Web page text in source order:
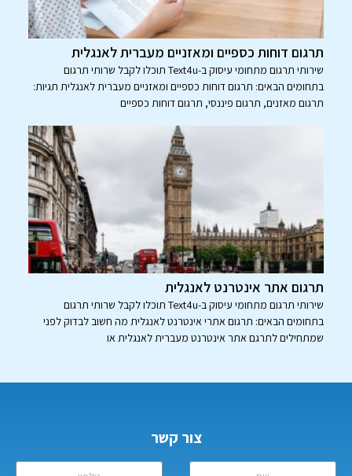
תרגום דוחות כספיים ומאזניים מעברית לאנגלית
שירותי תרגום מתחומי עיסוק ב-Text4u תוכלו לקבל שרותי תרגום
בתחומים הבאים: תרגום דוחות כספיים ומאזניים מעברית לאנגלית תגיות:
תרגום מאזנים, תרגום פיננסי, תרגום דוחות כספיים
תרגום אתר אינטרנט לאנגלית
שירותי תרגום מתחומי עיסוק ב-Text4u תוכלו לקבל שרותי תרגום
בתחומים הבאים: תרגום אתרי אינטרנט לאנגלית מה חשוב לבדוק לפני
שמתחילים לתרגם אתר אינטרנט מעברית לאנגלית או
צור קשר